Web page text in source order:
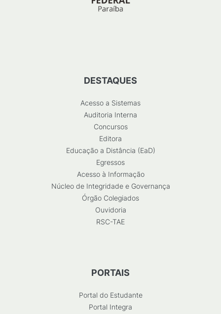
DESTAQUES
Acesso a Sistemas
Auditoria Interna
Concursos
Editora
Educação a Distância (EaD)
Egressos
Acesso à Informação
Núcleo de Integridade e Governança
Órgão Colegiados
Ouvidoria
RSC-TAE
PORTAIS
Portal do Estudante
Portal Integra